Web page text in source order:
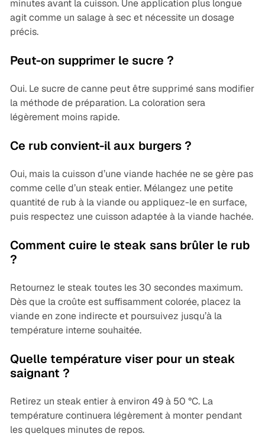
minutes avant la cuisson. Une application plus longue
agit comme un salage à sec et nécessite un dosage
précis.
Peut-on supprimer le sucre ?
Oui. Le sucre de canne peut être supprimé sans modifier
la méthode de préparation. La coloration sera
légèrement moins rapide.
Ce rub convient-il aux burgers ?
Oui, mais la cuisson d’une viande hachée ne se gère pas
comme celle d’un steak entier. Mélangez une petite
quantité de rub à la viande ou appliquez-le en surface,
puis respectez une cuisson adaptée à la viande hachée.
Comment cuire le steak sans brûler le rub
?
Retournez le steak toutes les 30 secondes maximum.
Dès que la croûte est suffisamment colorée, placez la
viande en zone indirecte et poursuivez jusqu’à la
température interne souhaitée.
Quelle température viser pour un steak
saignant ?
Retirez un steak entier à environ 49 à 50 °C. La
température continuera légèrement à monter pendant
les quelques minutes de repos.